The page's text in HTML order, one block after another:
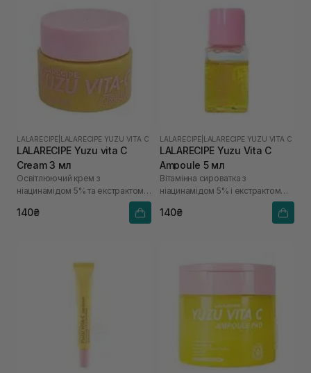
LALARECIPE LALARECIPE YUZU VITA C
LALARECIPE Yuzu vita C
Cream 3 мл
Освітлюючий крем з
ніацинамідом 5% та екстрактом
140₴
LALARECIPE LALARECIPE YUZU VITA C
LALARECIPE Yuzu Vita C
Ampoule 5 мл
Вітамінна сироватка з
ніацинамідом 5% і екстрактом
140₴